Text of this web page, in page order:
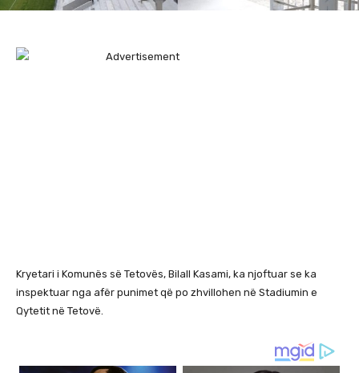
Kryetari i Komunës së Tetovës, Bilall Kasami, ka njoftuar se ka
inspektuar nga afër punimet që po zhvillohen në Stadiumin e
Qytetit në Tetovë.